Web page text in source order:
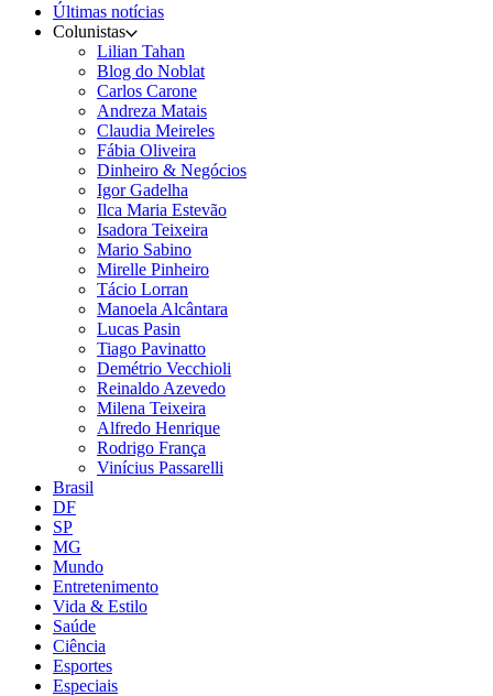
Últimas notícias
Colunistas
Lilian Tahan
Blog do Noblat
Carlos Carone
Andreza Matais
Claudia Meireles
Fábia Oliveira
Dinheiro & Negócios
Igor Gadelha
Ilca Maria Estevão
Isadora Teixeira
Mario Sabino
Mirelle Pinheiro
Tácio Lorran
Manoela Alcântara
Lucas Pasin
Tiago Pavinatto
Demétrio Vecchioli
Reinaldo Azevedo
Milena Teixeira
Alfredo Henrique
Rodrigo França
Vinícius Passarelli
Brasil
DF
SP
MG
Mundo
Entretenimento
Vida & Estilo
Saúde
Ciência
Esportes
Especiais